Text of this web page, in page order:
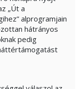
„Út a
alprogramjain
hátrányos
pedig